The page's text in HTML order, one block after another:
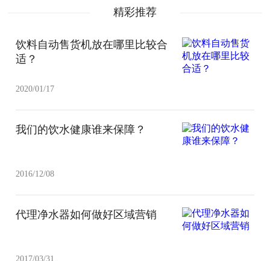
精彩推荐
饮料自动售货机放在哪里比较合
适？
2020/01/17
我们的饮水健康谁来保障？
2016/12/08
代理净水器如何做好区域营销
2017/03/31